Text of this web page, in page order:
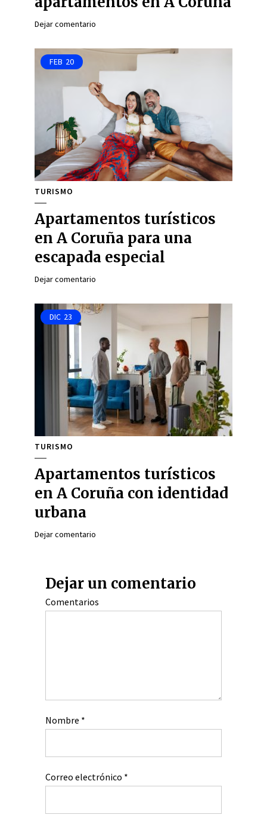
Dejar comentario
FEB 20
TURISMO
Apartamentos turísticos
en A Coruña para una
escapada especial
Dejar comentario
DIC 23
TURISMO
Apartamentos turísticos
en A Coruña con identidad
urbana
Dejar comentario
Dejar un comentario
Comentarios
Nombre *
Correo electrónico *